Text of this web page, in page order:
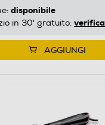
disponibile
in 30' gratuito: verifica
AGGIUNGI